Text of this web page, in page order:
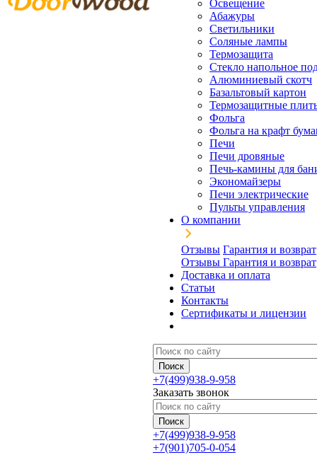
Освещение
Абажуры
Светильники
Соляные лампы
Термозащита
Стекло напольное
Алюминиевый скотч
Базальтовый картон
Термозащитные
Фольга
Фольга на крафт
Печи
Печи дровяные
Печь-камины для
Экономайзеры
Печи электрические
Пульты управления
О компании
Отзывы Гарантия и возврат
Отзывы Гарантия и возврат
Доставка и оплата
Статьи
Контакты
Сертификаты и лицензии
+7(499)938-9-958
Заказать звонок
+7(499)938-9-958
+7(901)705-0-054